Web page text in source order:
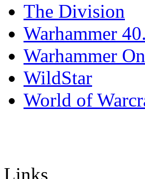
The Division
Warhammer
Warhammer
WildStar
World of
Links